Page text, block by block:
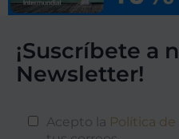
¡Suscríbete a
Newsletter!